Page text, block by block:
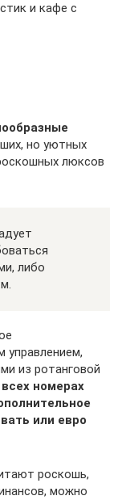
и кафе с
но уютных
люксов
либо
управлением,
из ротанговой
номерах
или евро
роскошь,
можно